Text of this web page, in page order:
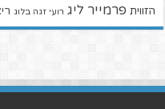
הזווית פרמייר ליג רועי זגה בלוג